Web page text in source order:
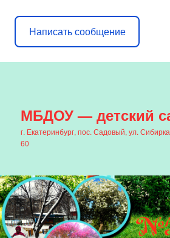
Написать сообщение
МБДОУ — детский
г. Екатеринбург, пос. Садовый, ул.
60